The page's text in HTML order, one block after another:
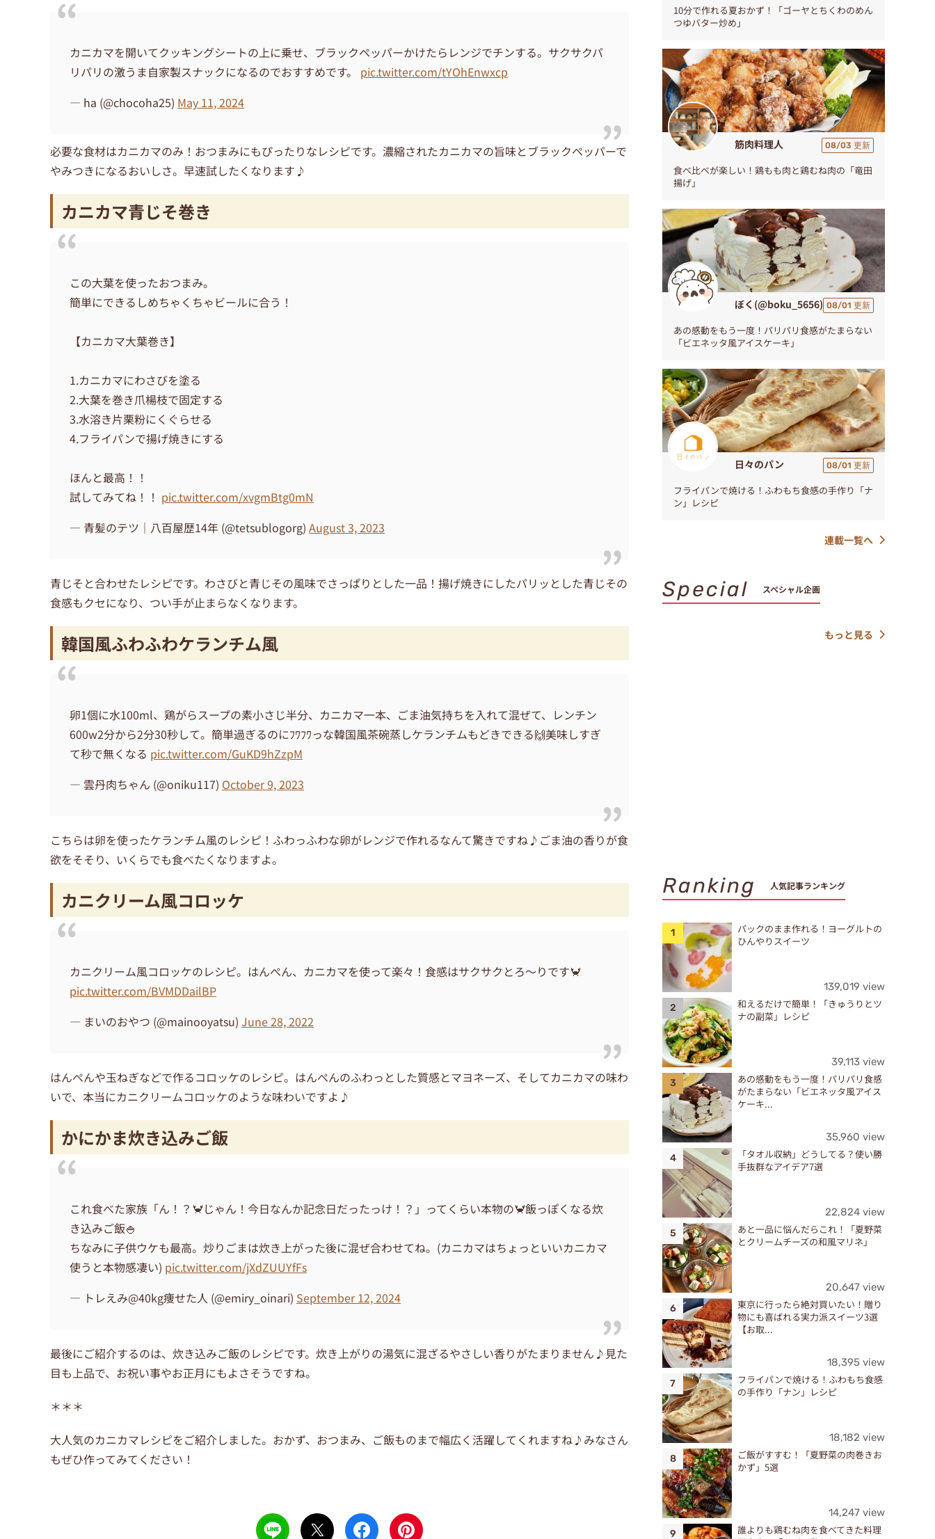
カニカマを開いてクッキングシートの上に乗せ、ブラックペッパーかけたらレンジでチンする。サクサクパ
リパリの激うま自家製スナックになるのでおすすめです。 pic.twitter.com/tYOhEnwxcp
— ha (@chocoha25) May 11, 2024
必要な食材はカニカマのみ！おつまみにもぴったりなレシピです。濃縮されたカニカマの旨味とブラックペッパーで
やみつきになるおいしさ。早速試したくなります♪
カニカマ青じそ巻き
この大葉を使ったおつまみ。
簡単にできるしめちゃくちゃビールに合う！
【カニカマ大葉巻き】
1.カニカマにわさびを塗る
2.大葉を巻き爪楊枝で固定する
3.水溶き片栗粉にくぐらせる
4.フライパンで揚げ焼きにする
ほんと最高！！
試してみてね！！ pic.twitter.com/xvgmBtg0mN
— 青髪のテツ｜八百屋歴14年 (@tetsublogorg) August 3, 2023
青じそと合わせたレシピです。わさびと青じその風味でさっぱりとした一品！揚げ焼きにしたパリッとした青じその
食感もクセになり、つい手が止まらなくなります。
韓国風ふわふわケランチム風
卵1個に水100ml、鶏がらスープの素小さじ半分、カニカマ一本、ごま油気持ちを入れて混ぜて、レンチン
600w2分から2分30秒して。簡単過ぎるのにﾌﾜﾌﾜっな韓国風茶碗蒸しケランチムもどきできる🙌美味しすぎ
て秒で無くなる pic.twitter.com/GuKD9hZzpM
— 雲丹肉ちゃん (@oniku117) October 9, 2023
こちらは卵を使ったケランチム風のレシピ！ふわっふわな卵がレンジで作れるなんて驚きですね♪ごま油の香りが食
欲をそそり、いくらでも食べたくなりますよ。
カニクリーム風コロッケ
カニクリーム風コロッケのレシピ。はんぺん、カニカマを使って楽々！食感はサクサクとろ〜りです🦀
pic.twitter.com/BVMDDailBP
— まいのおやつ (@mainooyatsu) June 28, 2022
はんぺんや玉ねぎなどで作るコロッケのレシピ。はんぺんのふわっとした質感とマヨネーズ、そしてカニカマの味わ
いで、本当にカニクリームコロッケのような味わいですよ♪
かにかま炊き込みご飯
これ食べた家族「ん！？🦀じゃん！今日なんか記念日だったっけ！？」ってくらい本物の🦀飯っぽくなる炊
き込みご飯🍚
ちなみに子供ウケも最高。炒りごまは炊き上がった後に混ぜ合わせてね。(カニカマはちょっといいカニカマ
使うと本物感凄い) pic.twitter.com/jXdZUUYfFs
— トレえみ@40kg痩せた人 (@emiry_oinari) September 12, 2024
最後にご紹介するのは、炊き込みご飯のレシピです。炊き上がりの湯気に混ざるやさしい香りがたまりません♪見た
目も上品で、お祝い事やお正月にもよさそうですね。
＊＊＊
大人気のカニカマレシピをご紹介しました。おかず、おつまみ、ご飯ものまで幅広く活躍してくれますね♪みなさん
もぜひ作ってみてください！
10分で作れる夏おかず！「ゴーヤとちくわのめん
つゆバター炒め」
筋肉料理人 08/03 更新
食べ比べが楽しい！鶏もも肉と鶏むね肉の「竜田
揚げ」
ぼく(@boku_5656) 08/01 更新
あの感動をもう一度！パリパリ食感がたまらない
「ビエネッタ風アイスケーキ」
日々のパン 08/01 更新
フライパンで焼ける！ふわもち食感の手作り「ナ
ン」レシピ
連載一覧へ
Special スペシャル企画
もっと見る
Ranking 人気記事ランキング
パックのまま作れる！ヨーグルトの
ひんやりスイーツ
139,019 view
和えるだけで簡単！「きゅうりとツ
ナの副菜」レシピ
39,113 view
あの感動をもう一度！パリパリ食感
がたまらない「ビエネッタ風アイス
ケーキ...
35,960 view
「タオル収納」どうしてる？使い勝
手抜群なアイデア7選
22,824 view
あと一品に悩んだらこれ！「夏野菜
とクリームチーズの和風マリネ」
20,647 view
東京に行ったら絶対買いたい！贈り
物にも喜ばれる実力派スイーツ3選
【お取...
18,395 view
フライパンで焼ける！ふわもち食感
の手作り「ナン」レシピ
18,182 view
ご飯がすすむ！「夏野菜の肉巻きお
かず」5選
14,247 view
誰よりも鶏むね肉を食べてきた料理